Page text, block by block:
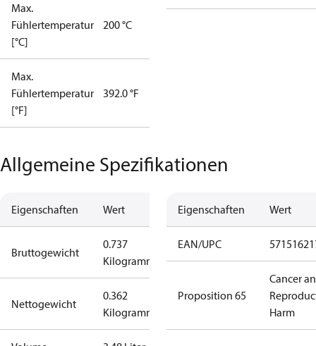
Max.
Fühlertemperatur
[°C]
200 °C
Max.
Fühlertemperatur
[°F]
392.0 °F
Allgemeine Spezifikationen
Eigenschaften Wert
Bruttogewicht
0.737
Kilogramm
Nettogewicht
0.362
Kilogramm
Eigenschaften Wert
EAN/UPC
Proposition 65
Cancer
Harm